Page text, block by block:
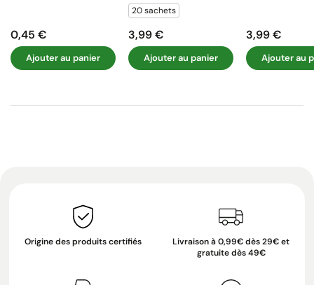
Prix
0,45 €
Ajouter au panier
20 sachets
Prix
3,99 €
Ajouter au panier
Prix
3,99 €
Ajouter au
Origine des produits certifiés
Livraison à 0,99€ dès 29€ et
gratuite dès 49€